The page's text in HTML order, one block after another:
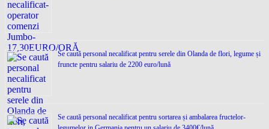
Se caută personal necalificat pentru serele din Olanda de flori, legume și
fruncte pentru salariu de 2200 euro/lună
Se caută personal necalificat pentru sortarea și ambalarea fructelor-